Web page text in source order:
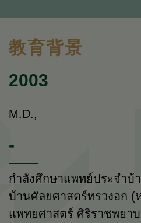
教育背景
2003
M.D.,
-
กำลังศึกษาแพทย์ประจำบ้
บ้านศัลยศาสตร์ทรวงอก
แพทยศาสตร์ ศิริราชพยา